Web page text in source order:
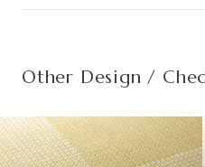
推奨糊は、「プリンテリアボンド」も
ださい。詳細は下地についてをご参照
| 2.使用環境について |
また種別は随時追加・変更がなされて
材質
Other Design /